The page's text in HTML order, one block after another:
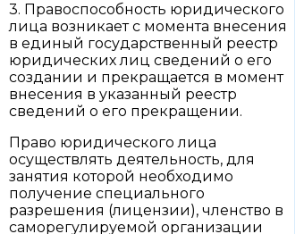
3. Правоспособность юридического
лица возникает с момента внесения
в единый государственный реестр
юридических лиц сведений о его
создании и прекращается в момент
внесения в указанный реестр
сведений о его прекращении.
Право юридического лица
осуществлять деятельность, для
занятия которой необходимо
получение специального
разрешения (лицензии), членство в
саморегулируемой организации